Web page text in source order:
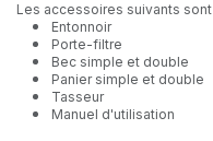
Les accessoires suivants sont
Entonnoir
Porte-filtre
Bec simple et double
Panier simple et double
Tasseur
Manuel d'utilisation